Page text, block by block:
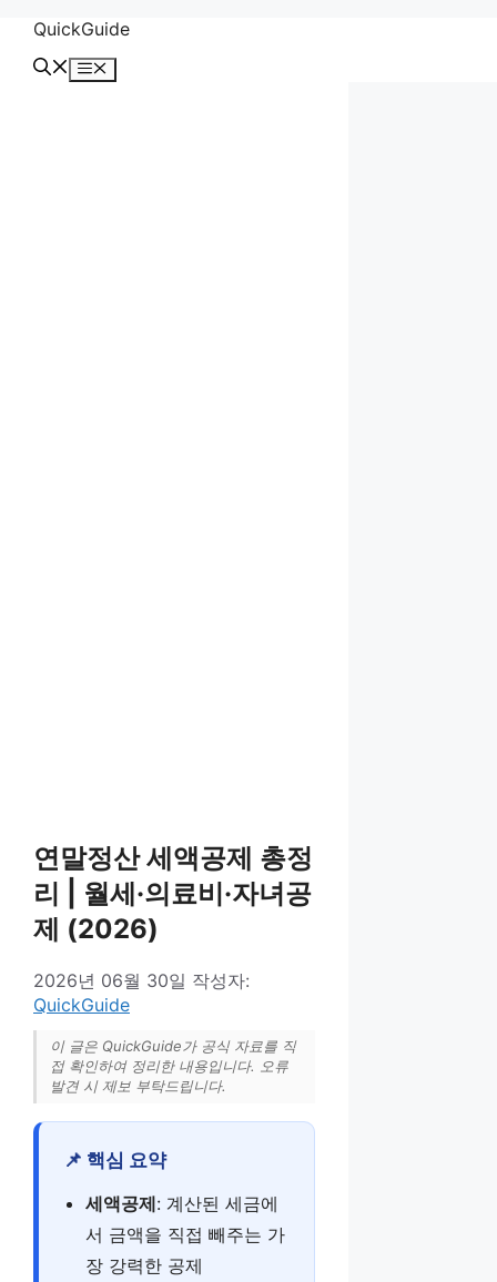
QuickGuide
메
연말정산 세액공제 총정
리 | 월세·의료비·자녀공
제 (2026)
2026년 06월 30일 작성자:
QuickGuide
이 글은 QuickGuide가 공식 자료를 직
접 확인하여 정리한 내용입니다. 오류
발견 시 제보 부탁드립니다.
📌 핵심 요약
세액공제: 계산된 세금에
서 금액을 직접 빼주는 가
장 강력한 공제